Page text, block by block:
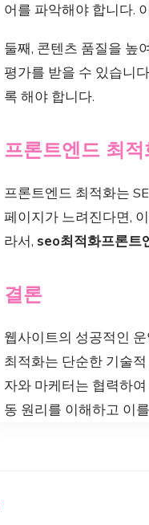
어를 파악해야 합니다.
둘째, 콘텐츠 품질을 높
평가를 받을 수 있습니
록 해야 합니다.
프론트엔드 최
프론트엔드 최적화는
페이지가 느려진다면,
라서, seo최적화프론트
결론
웹사이트의 성공적인
최적화는 단순한 기술
자와 마케터는 협력하
동 원리를 이해하고 이